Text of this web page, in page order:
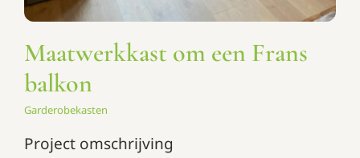
Maatwerkkast om een Frans
balkon
Garderobekasten
Project omschrijving